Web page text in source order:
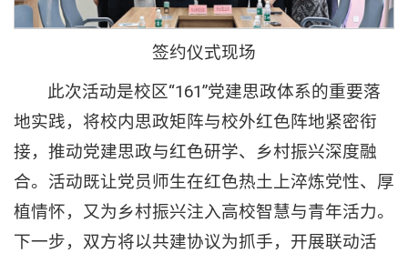
签约仪式现场
此次活动是校区“161”党建思政体系的重要落
地实践，将校内思政矩阵与校外红色阵地紧密衔
接，推动党建思政与红色研学、乡村振兴深度融
合。活动既让党员师生在红色热土上淬炼党性、厚
植情怀，又为乡村振兴注入高校智慧与青年活力。
下一步，双方将以共建协议为抓手，开展联动活